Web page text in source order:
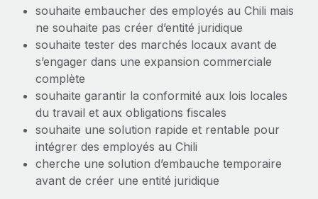
Mobilité et déménagement international
Organisez facilement le déménagement de vos
employés
Avantages sociaux
Gérez facilement les avantages sociaux
BLOG
Mises à jour des produits de Remote :
Intégrations Gusto et Xero et Gestion des
freelances Plus
Remote a toujours pour mission d'aider les entreprises de
toute taille à embaucher, gérer et payer...
En savoir plus
souhaite embaucher des employés au Chili mais
ne souhaite pas créer d’entité juridique
souhaite tester des marchés locaux avant de
s’engager dans une expansion commerciale
complète
souhaite garantir la conformité aux lois locales
du travail et aux obligations fiscales
souhaite une solution rapide et rentable pour
intégrer des employés au Chili
cherche une solution d’embauche temporaire
avant de créer une entité juridique